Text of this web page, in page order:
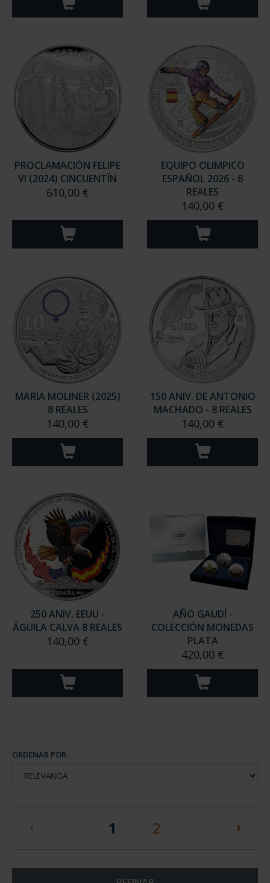
PROCLAMACIÓN FELIPE
VI (2024) CINCUENTÍN
610,00 €
EQUIPO OLIMPICO
ESPAÑOL 2026 - 8
REALES
140,00 €
MARIA MOLINER (2025)
8 REALES
140,00 €
150 ANIV. DE ANTONIO
MACHADO - 8 REALES
140,00 €
250 ANIV. EEUU -
ÁGUILA CALVA 8 REALES
140,00 €
AÑO GAUDÍ -
COLECCIÓN MONEDAS
PLATA
420,00 €
ORDENAR POR:
1 (current)
2